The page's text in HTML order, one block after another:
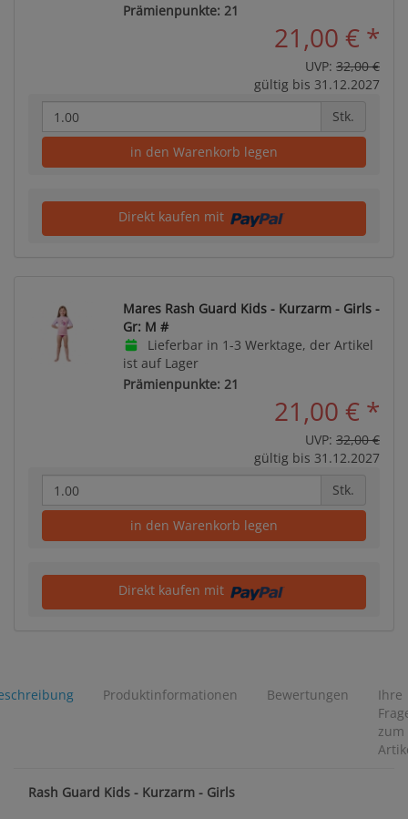
Prämienpunkte: 21
21,00 € *
UVP: 32,00 €
gültig bis 31.12.2027
Stk.
in den Warenkorb legen
Direkt kaufen mit
Mares Rash Guard Kids - Kurzarm - Girls -
Gr: M #
Lieferbar in 1-3 Werktage, der Artikel
ist auf Lager
Prämienpunkte: 21
21,00 € *
UVP: 32,00 €
gültig bis 31.12.2027
Stk.
in den Warenkorb legen
Direkt kaufen mit
Produktinformationen Bewertungen
Ihre
zum
Rash Guard Kids - Kurzarm - Girls